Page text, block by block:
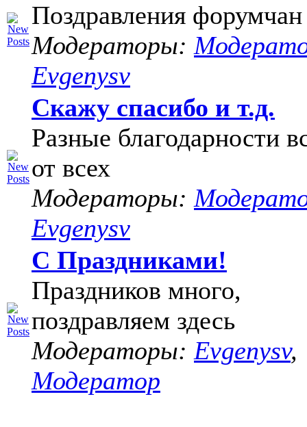
Поздравления форумчан
Модераторы:
Evgenysv
Скажу спасибо и т.д.
Разные благодарности
от всех
Модераторы:
Evgenysv
С Праздниками!
Праздников много,
поздравляем здесь
Модераторы: Evgenysv,
Модератор